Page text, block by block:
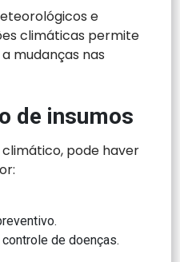
e
climáticas permite
mudanças nas
de insumos
pode haver
de doenças.